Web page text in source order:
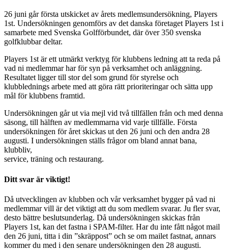
26 juni går första utskicket av årets medlemsundersökning, Players
1st. Undersökningen genomförs av det danska företaget Players 1st i
samarbete med Svenska Golfförbundet, där över 350 svenska
golfklubbar deltar.
Players 1st är ett utmärkt verktyg för klubbens ledning att ta reda på
vad ni medlemmar har för syn på verksamhet och anläggning.
Resultatet ligger till stor del som grund för styrelse och
klubblednings arbete med att göra rätt prioriteringar och sätta upp
mål för klubbens framtid.
Undersökningen går ut via mejl vid två tillfällen från och med denna
säsong, till hälften av medlemmarna vid varje tillfälle. Första
undersökningen för året skickas ut den 26 juni och den andra 28
augusti. I undersökningen ställs frågor om bland annat bana,
klubbliv,
service, träning och restaurang.
Ditt svar är viktigt!
Då utvecklingen av klubben och vår verksamhet bygger på vad ni
medlemmar vill är det viktigt att du som medlem svarar. Ju fler svar,
desto bättre beslutsunderlag. Då undersökningen skickas från
Players 1st, kan det fastna i SPAM-filter. Har du inte fått något mail
den 26 juni, titta i din ”skräppost” och se om mailet fastnat, annars
kommer du med i den senare undersökningen den 28 augusti.